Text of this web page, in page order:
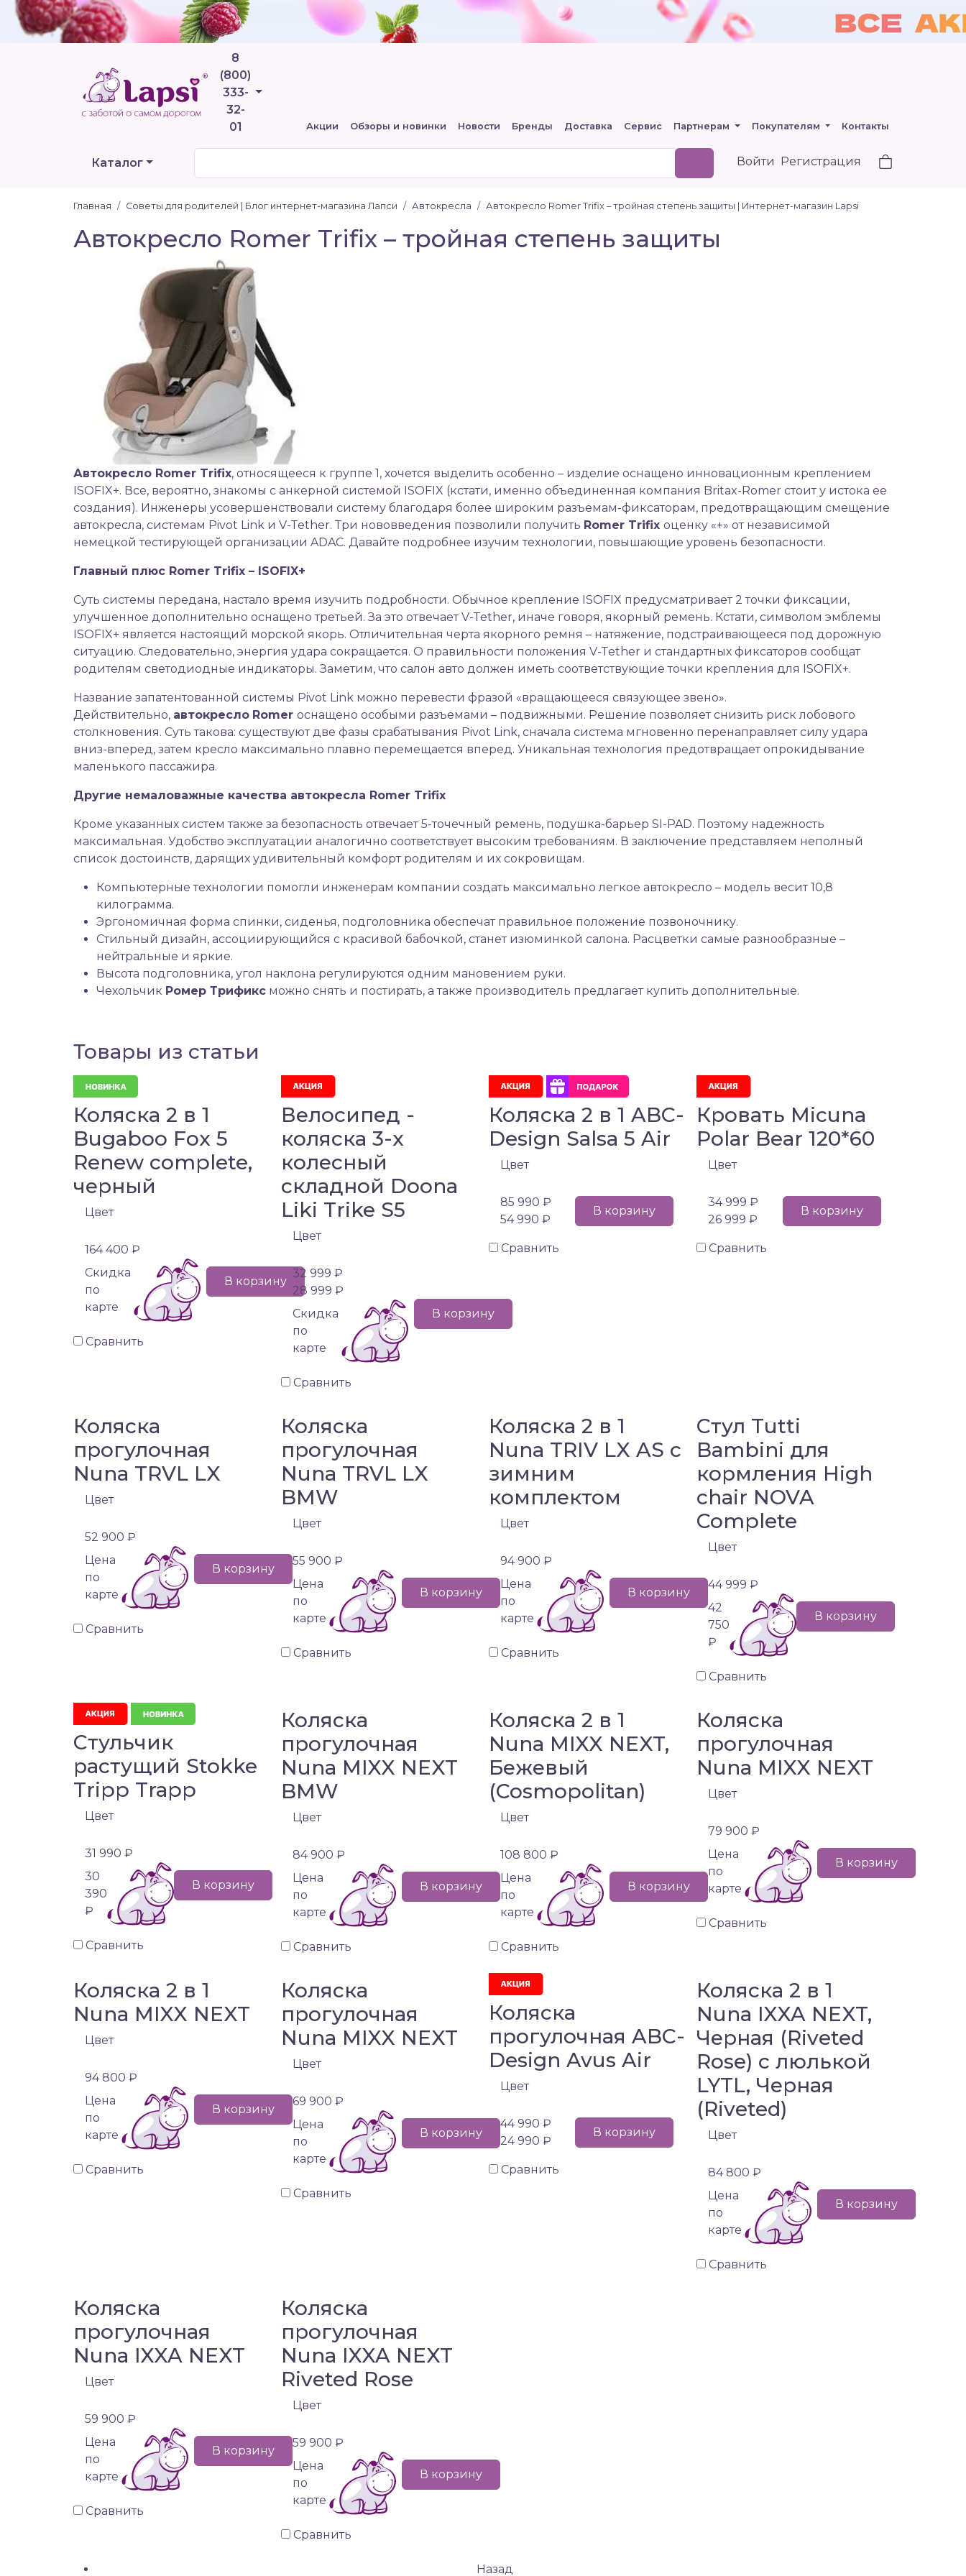
8
(800)
333-
32-
01
Телефоны
Акции Обзоры и новинки Новости Бренды Доставка Сервис Партнерам Покупателям Контакты
Каталог Войти Регистрация
Главная Советы для родителей | Блог интернет-магазина Лапси Автокресла Автокресло Romer Trifix – тройная степень защиты | Интернет-магазин Lapsi
Автокресло Romer Trifix – тройная степень защиты
Автокресло Romer Trifix, относящееся к группе 1, хочется выделить особенно – изделие оснащено инновационным креплением
ISOFIX+. Все, вероятно, знакомы с анкерной системой ISOFIX (кстати, именно объединенная компания Britax-Romer стоит у истока ее
создания). Инженеры усовершенствовали систему благодаря более широким разъемам-фиксаторам, предотвращающим смещение
автокресла, системам Pivot Link и V-Tether. Три нововведения позволили получить Romer Trifix оценку «+» от независимой
немецкой тестирующей организации ADAC. Давайте подробнее изучим технологии, повышающие уровень безопасности.
Главный плюс Romer Trifix – ISOFIX+
Суть системы передана, настало время изучить подробности. Обычное крепление ISOFIX предусматривает 2 точки фиксации,
улучшенное дополнительно оснащено третьей. За это отвечает V-Tether, иначе говоря, якорный ремень. Кстати, символом эмблемы
ISOFIX+ является настоящий морской якорь. Отличительная черта якорного ремня – натяжение, подстраивающееся под дорожную
ситуацию. Следовательно, энергия удара сокращается. О правильности положения V-Tether и стандартных фиксаторов сообщат
родителям светодиодные индикаторы. Заметим, что салон авто должен иметь соответствующие точки крепления для ISOFIX+.
Название запатентованной системы Pivot Link можно перевести фразой «вращающееся связующее звено».
Действительно, автокресло Romer оснащено особыми разъемами – подвижными. Решение позволяет снизить риск лобового
столкновения. Суть такова: существуют две фазы срабатывания Pivot Link, сначала система мгновенно перенаправляет силу удара
вниз-вперед, затем кресло максимально плавно перемещается вперед. Уникальная технология предотвращает опрокидывание
маленького пассажира.
Другие немаловажные качества автокресла Romer Trifix
Кроме указанных систем также за безопасность отвечает 5-точечный ремень, подушка-барьер SI-PAD. Поэтому надежность
максимальная. Удобство эксплуатации аналогично соответствует высоким требованиям. В заключение представляем неполный
список достоинств, дарящих удивительный комфорт родителям и их сокровищам.
Компьютерные технологии помогли инженерам компании создать максимально легкое автокресло – модель весит 10,8
килограмма.
Эргономичная форма спинки, сиденья, подголовника обеспечат правильное положение позвоночнику.
Стильный дизайн, ассоциирующийся с красивой бабочкой, станет изюминкой салона. Расцветки самые разнообразные –
нейтральные и яркие.
Высота подголовника, угол наклона регулируются одним мановением руки.
Чехольчик Ромер Трификс можно снять и постирать, а также производитель предлагает купить дополнительные.
Товары из статьи
Коляска 2 в 1
Bugaboo Fox 5
Renew complete,
черный
Цвет
164 400 ₽
Cкидка
по
карте
В корзину
Сравнить
Велосипед -
коляска 3-х
колесный
складной Doona
Liki Trike S5
Цвет
32 999 ₽
28 999 ₽
Cкидка
по
карте
В корзину
Сравнить
Коляска 2 в 1 ABC-
Design Salsa 5 Air
Цвет
85 990 ₽
54 990 ₽
В корзину
Сравнить
Кровать Micuna
Polar Bear 120*60
Цвет
34 999 ₽
26 999 ₽
В корзину
Сравнить
Коляска
прогулочная
Nuna TRVL LX
Цвет
52 900 ₽
Цена
по
карте
В корзину
Сравнить
Коляска
прогулочная
Nuna TRVL LX
BMW
Цвет
55 900 ₽
Цена
по
карте
В корзину
Сравнить
Коляска 2 в 1
Nuna TRIV LX AS с
зимним
комплектом
Цвет
94 900 ₽
Цена
по
карте
В корзину
Сравнить
Стул Tutti
Bambini для
кормления High
chair NOVA
Complete
Цвет
44 999 ₽
42
750
₽
В корзину
Сравнить
Стульчик
растущий Stokke
Tripp Trapp
Цвет
31 990 ₽
30
390
₽
В корзину
Сравнить
Коляска
прогулочная
Nuna MIXX NEXT
BMW
Цвет
84 900 ₽
Цена
по
карте
В корзину
Сравнить
Коляска 2 в 1
Nuna MIXX NEXT,
Бежевый
(Cosmopolitan)
Цвет
108 800 ₽
Цена
по
карте
В корзину
Сравнить
Коляска
прогулочная
Nuna MIXX NEXT
Цвет
79 900 ₽
Цена
по
карте
В корзину
Сравнить
Коляска 2 в 1
Nuna MIXX NEXT
Цвет
94 800 ₽
Цена
по
карте
В корзину
Сравнить
Коляска
прогулочная
Nuna MIXX NEXT
Цвет
69 900 ₽
Цена
по
карте
В корзину
Сравнить
Коляска
прогулочная ABC-
Design Avus Air
Цвет
44 990 ₽
24 990 ₽
В корзину
Сравнить
Коляска 2 в 1
Nuna IXXA NEXT,
Черная (Riveted
Rose) с люлькой
LYTL, Черная
(Riveted)
Цвет
84 800 ₽
Цена
по
карте
В корзину
Сравнить
Коляска
прогулочная
Nuna IXXA NEXT
Цвет
59 900 ₽
Цена
по
карте
В корзину
Сравнить
Коляска
прогулочная
Nuna IXXA NEXT
Riveted Rose
Цвет
59 900 ₽
Цена
по
карте
В корзину
Сравнить
Назад